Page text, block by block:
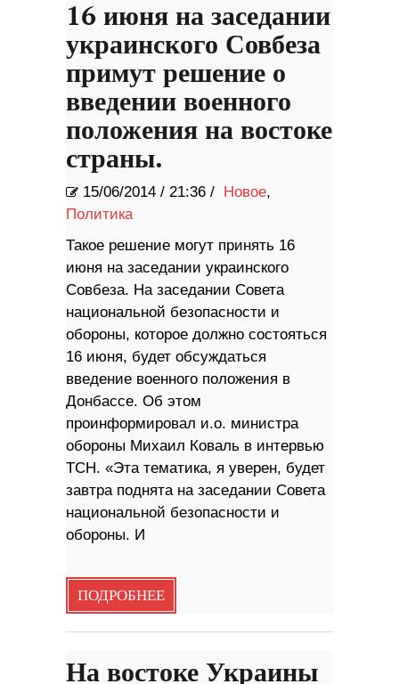
16 июня на заседании
украинского Совбеза
примут решение о
введении военного
положения на востоке
страны.
15/06/2014 / 21:36 / Новое,
Политика
Такое решение могут принять 16
июня на заседании украинского
Совбеза. На заседании Совета
национальной безопасности и
обороны, которое должно состояться
16 июня, будет обсуждаться
введение военного положения в
Донбассе. Об этом
проинформировал и.о. министра
обороны Михаил Коваль в интервью
ТСН. «Эта тематика, я уверен, будет
завтра поднята на заседании Совета
национальной безопасности и
обороны. И
ПОДРОБНЕЕ
На востоке Украины